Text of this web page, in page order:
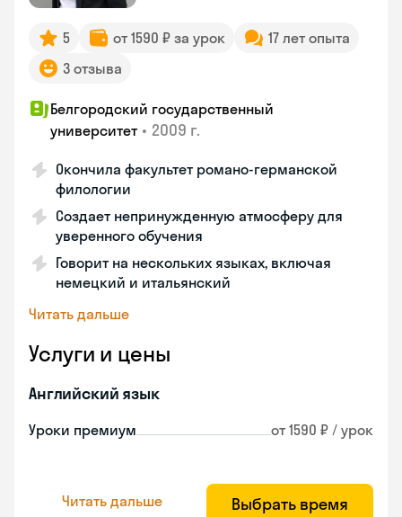
5 от 1590 ₽ за урок
17 лет опыта
3 отзыва
Белгородский государственный
университет • 2009 г.
Окончила факультет романо-германской
филологии
Создает непринужденную атмосферу для
уверенного обучения
Говорит на нескольких языках, включая
немецкий и итальянский
Читать дальше
Услуги и цены
Английский язык
Уроки премиум от 1590 ₽ / урок
Читать дальше Выбрать время